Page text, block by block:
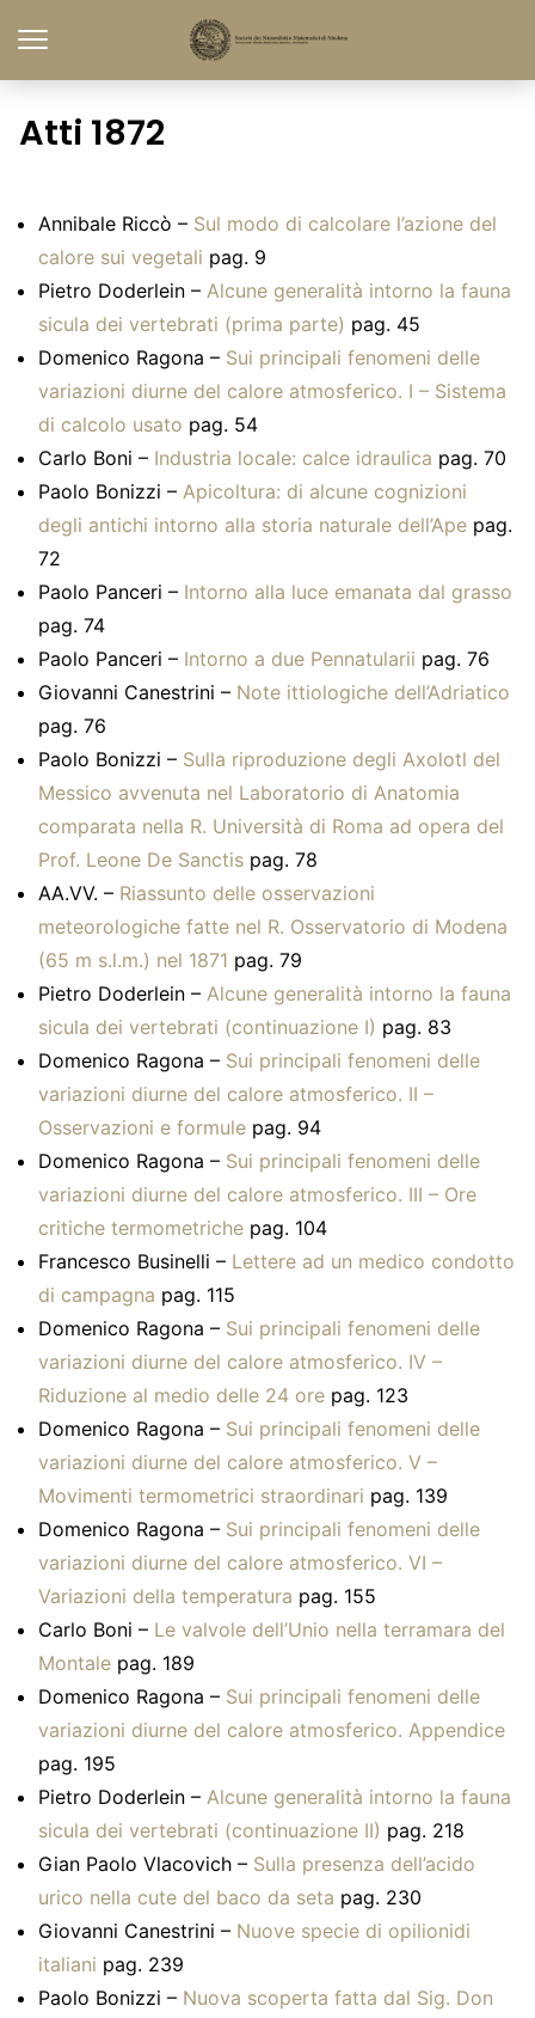
Atti 1872
Annibale Riccò – Sul modo di calcolare l’azione del
calore sui vegetali pag. 9
Pietro Doderlein – Alcune generalità intorno la fauna
sicula dei vertebrati (prima parte) pag. 45
Domenico Ragona – Sui principali fenomeni delle
variazioni diurne del calore atmosferico. I – Sistema
di calcolo usato pag. 54
Carlo Boni – Industria locale: calce idraulica pag. 70
Paolo Bonizzi – Apicoltura: di alcune cognizioni
degli antichi intorno alla storia naturale dell’Ape pag.
72
Paolo Panceri – Intorno alla luce emanata dal grasso
pag. 74
Paolo Panceri – Intorno a due Pennatularii pag. 76
Giovanni Canestrini – Note ittiologiche dell’Adriatico
pag. 76
Paolo Bonizzi – Sulla riproduzione degli Axolotl del
Messico avvenuta nel Laboratorio di Anatomia
comparata nella R. Università di Roma ad opera del
Prof. Leone De Sanctis pag. 78
AA.VV. – Riassunto delle osservazioni
meteorologiche fatte nel R. Osservatorio di Modena
(65 m s.l.m.) nel 1871 pag. 79
Pietro Doderlein – Alcune generalità intorno la fauna
sicula dei vertebrati (continuazione I) pag. 83
Domenico Ragona – Sui principali fenomeni delle
variazioni diurne del calore atmosferico. II –
Osservazioni e formule pag. 94
Domenico Ragona – Sui principali fenomeni delle
variazioni diurne del calore atmosferico. III – Ore
critiche termometriche pag. 104
Francesco Businelli – Lettere ad un medico condotto
di campagna pag. 115
Domenico Ragona – Sui principali fenomeni delle
variazioni diurne del calore atmosferico. IV –
Riduzione al medio delle 24 ore pag. 123
Domenico Ragona – Sui principali fenomeni delle
variazioni diurne del calore atmosferico. V –
Movimenti termometrici straordinari pag. 139
Domenico Ragona – Sui principali fenomeni delle
variazioni diurne del calore atmosferico. VI –
Variazioni della temperatura pag. 155
Carlo Boni – Le valvole dell’Unio nella terramara del
Montale pag. 189
Domenico Ragona – Sui principali fenomeni delle
variazioni diurne del calore atmosferico. Appendice
pag. 195
Pietro Doderlein – Alcune generalità intorno la fauna
sicula dei vertebrati (continuazione II) pag. 218
Gian Paolo Vlacovich – Sulla presenza dell’acido
urico nella cute del baco da seta pag. 230
Giovanni Canestrini – Nuove specie di opilionidi
italiani pag. 239
Paolo Bonizzi – Nuova scoperta fatta dal Sig. Don